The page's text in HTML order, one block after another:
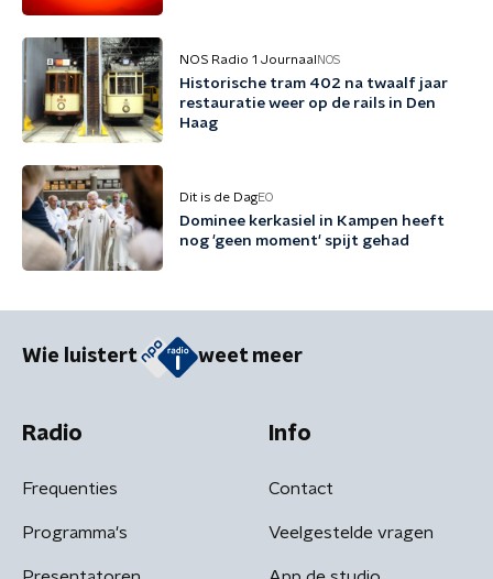
NOS Radio 1 Journaal NOS
Historische tram 402 na twaalf jaar
restauratie weer op de rails in Den
Haag
Dit is de DagEO
Dominee kerkasiel in Kampen heeft
nog 'geen moment' spijt gehad
Wie luistert weet meer
Radio
Frequenties
Programma's
Info
Contact
Veelgestelde vragen